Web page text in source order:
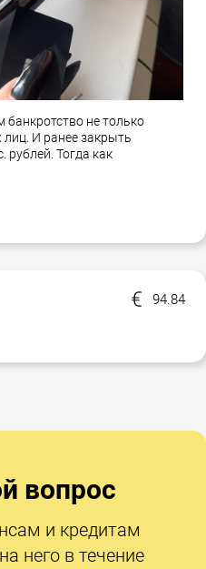
не только
лиц. И ранее закрыть
Тогда как
94.84
вопрос
и кредитам
него в течение